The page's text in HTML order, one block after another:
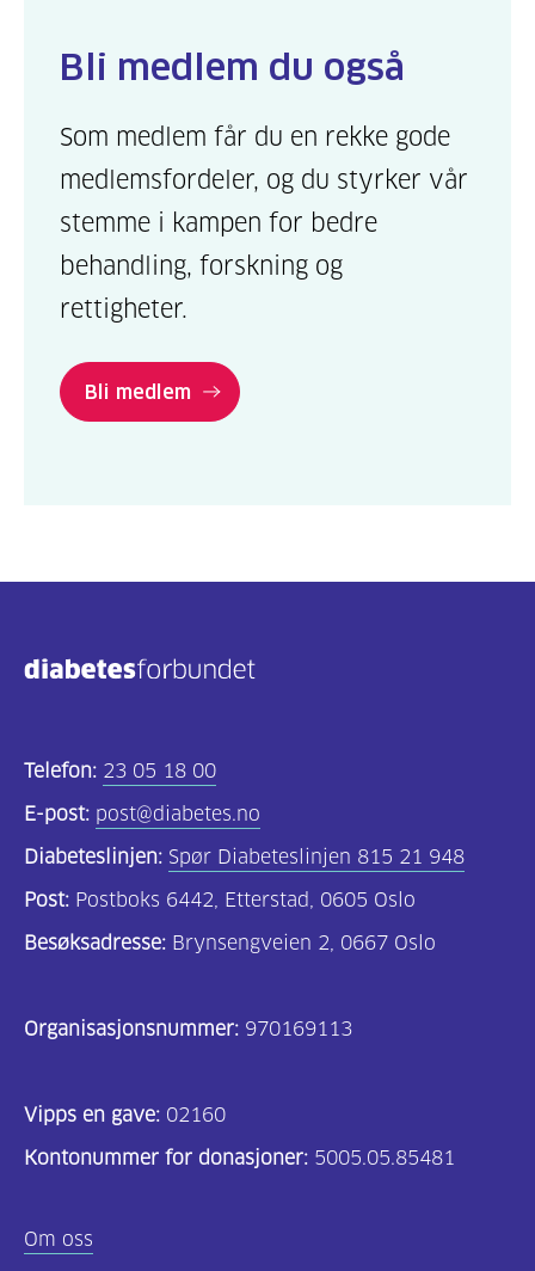
Bli medlem du også
Som medlem får du en rekke gode
medlemsfordeler, og du styrker vår
stemme i kampen for bedre
behandling, forskning og
rettigheter.
Bli medlem
Telefon: 23 05 18 00
E-post: post@diabetes.no
Diabeteslinjen: Spør Diabeteslinjen 815 21 948
Post: Postboks 6442, Etterstad, 0605 Oslo
Besøksadresse: Brynsengveien 2, 0667 Oslo
Organisasjonsnummer: 970169113
Vipps en gave: 02160
Kontonummer for donasjoner: 5005.05.85481
Om oss